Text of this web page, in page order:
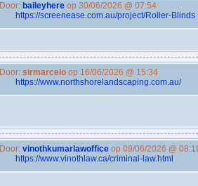
Door: baileyhere op 30/06/2026 @ 07:54
https://screenease.com.au/project/Roller-Blinds
Door: sirmarcelo op 16/06/2026 @ 15:34
https://www.northshorelandscaping.com.au/
Door: vinothkumarlawoffice op 09/06/2026 @
https://www.vinothlaw.ca/criminal-law.html